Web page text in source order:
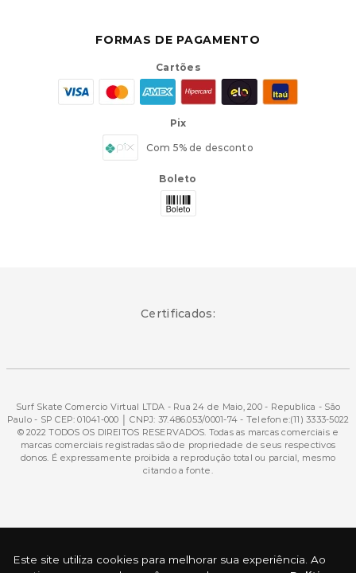
Este site utiliza cookies para melhorar sua experiência. Ao
FORMAS DE PAGAMENTO
Cartões
Pix
Com 5% de desconto
Boleto
Certificados:
Surf Skate Comercio Virtual LTDA - Rua 24 de Maio, 200 - Republica - São
Paulo - SP CEP: 01041-000 │ CNPJ: 37.486.053/0001-74 - Telefone:(11) 3333-5022
© 2022 TODOS OS DIREITOS RESERVADOS. Todas as marcas comerciais e
marcas comerciais registradas são de propriedade de seus respectivos
donos. É expressamente proibida a reprodução total ou parcial, mesmo
citando a fonte.